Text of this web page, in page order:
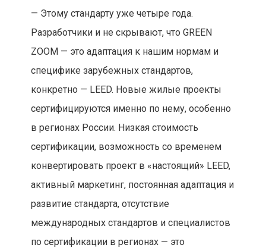
— Этому стандарту уже четыре года.
Разработчики и не скрывают, что GREEN
ZOOM — это адаптация к нашим нормам и
специфике зарубежных стандартов,
конкретно — LEED. Новые жилые проекты
сертифицируются именно по нему, особенно
в регионах России. Низкая стоимость
сертификации, возможность со временем
конвертировать проект в «настоящий» LEED,
активный маркетинг, постоянная адаптация и
развитие стандарта, отсутствие
международных стандартов и специалистов
по сертификации в регионах — это